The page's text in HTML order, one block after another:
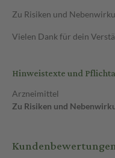
Zu Risiken und
Vielen Dank für dein
Hinweistexte und
Arzneimittel
Zu Risiken und